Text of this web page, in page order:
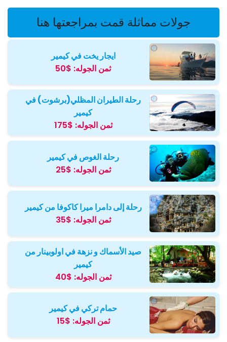
جولات مماثلة قمت بمراجعتها هنا
ايجار يخت في كيمير
ثمن الجوله: $50
رحلة الطيران المظلي(برشوت) في
كيمير
ثمن الجوله: $175
رحلة الغوص في كيمير
ثمن الجوله: $25
رحلة إلى دامرا ميرا كاكوفا من كيمير
ثمن الجوله: $35
صيد الأسماك و نزهة في اولوبينار من
كيمير
ثمن الجوله: $40
حمام تركي في كيمير
ثمن الجوله: $15